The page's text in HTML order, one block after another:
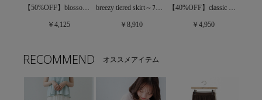
【50%OFF】blossom tulle skirt～ﾌﾞﾛｯｻﾑﾁｭｰﾙｽｶｰﾄ
￥4,125
breezy tiered skirt～ﾌﾞﾘｰｼﾞｰﾃｨｱｰﾄﾞｽｶｰﾄ
￥8,910
【40%OFF】classic check skirt～ｸﾗｼｯｸﾁｪｯｸｽｶｰﾄ
￥4,950
RECOMMEND オススメアイテム